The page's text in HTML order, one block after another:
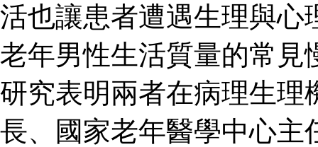
活也讓患者遭遇生理與心
老年男性生活質量的常見
研究表明兩者在病理生理
長、國家老年醫學中心主